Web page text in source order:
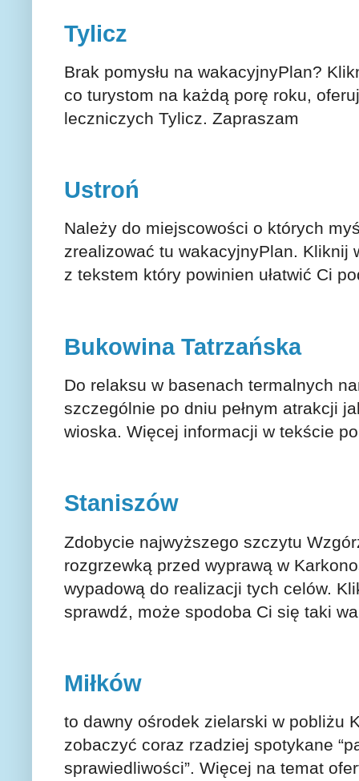
Tylicz
Brak pomysłu na wakacyjnyPlan?
co turystom na każdą porę roku,
leczniczych Tylicz. Zapraszam
Ustroń
Należy do miejscowości o których
zrealizować tu wakacyjnyPlan. Kliknij
z tekstem który powinien ułatwić Ci
Bukowina Tatrzańska
Do relaksu w basenach termalnych
szczególnie po dniu pełnym atrakcji
wioska. Więcej informacji w tekście
Staniszów
Zdobycie najwyższego szczytu
rozgrzewką przed wyprawą w
wypadową do realizacji tych celów.
sprawdź, może spodoba Ci się taki
Miłków
to dawny ośrodek zielarski w pobliżu
zobaczyć coraz rzadziej spotykane
sprawiedliwości”. Więcej na temat